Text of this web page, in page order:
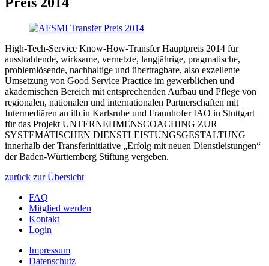
High-Tech-Service Know-How-Transfer Hauptpreis 2014 für
ausstrahlende, wirksame, vernetzte, langjährige, pragmatische,
problemlösende, nachhaltige und übertragbare, also exzellente
Umsetzung von Good Service Practice im gewerblichen und
akademischen Bereich mit entsprechenden Aufbau und Pflege von
regionalen, nationalen und internationalen Partnerschaften mit
Intermediären an itb in Karlsruhe und Fraunhofer IAO in Stuttgart
für das Projekt UNTERNEHMENSCOACHING ZUR
SYSTEMATISCHEN DIENSTLEISTUNGSGESTALTUNG
innerhalb der Transferinitiative „Erfolg mit neuen Dienstleistungen“
der Baden-Württemberg Stiftung vergeben.
zurück zur Übersicht
FAQ
Mitglied werden
Kontakt
Login
Impressum
Datenschutz